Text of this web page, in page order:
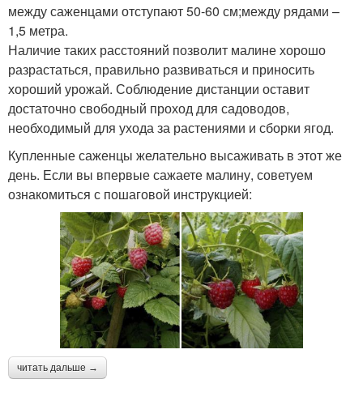
между саженцами отступают 50-60 см;между рядами –
1,5 метра.
Наличие таких расстояний позволит малине хорошо
разрастаться, правильно развиваться и приносить
хороший урожай. Соблюдение дистанции оставит
достаточно свободный проход для садоводов,
необходимый для ухода за растениями и сборки ягод.
Купленные саженцы желательно высаживать в этот же
день. Если вы впервые сажаете малину, советуем
ознакомиться с пошаговой инструкцией:
читать дальше →